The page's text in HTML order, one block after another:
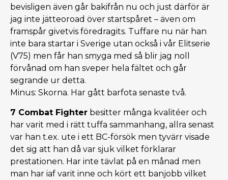
bevisligen även går bakifrån nu och just därför är
jag inte jätteoroad över startspåret – även om
framspår givetvis föredragits. Tuffare nu när han
inte bara startar i Sverige utan också i vår Elitserie
(V75) men får han smyga med så blir jag noll
förvånad om han sveper hela fältet och går
segrande ur detta.
Minus: Skorna. Har gått barfota senaste två.
7 Combat Fighter besitter många kvalitéer och
har varit med i rätt tuffa sammanhang, allra senast
var han t.ex. ute i ett BC-försök men tyvärr visade
det sig att han då var sjuk vilket förklarar
prestationen. Har inte tävlat på en månad men
man har iaf varit inne och kört ett banjobb vilket